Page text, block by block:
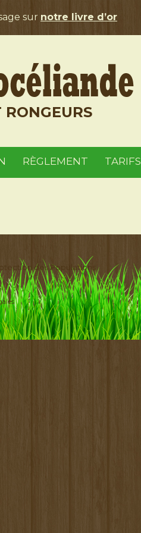
sur notre livre d’or
RÈGLEMENT TARIFS
des Populations